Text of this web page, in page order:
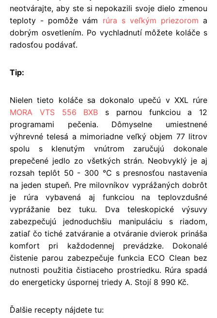
neotvárajte, aby ste si nepokazili svoje dielo zmenou
teploty - pomôže vám rúra s veľkým priezorom a
dobrým osvetlením. Po vychladnutí môžete koláče s
radosťou podávať.
Tip:
Nielen tieto koláče sa dokonalo upečú v XXL rúre
MORA VTS 556 BXB s parnou funkciou a 12
programami pečenia. Dômyselne umiestnené
výhrevné telesá a mimoriadne veľký objem 77 litrov
spolu s klenutým vnútrom zaručujú dokonale
prepečené jedlo zo všetkých strán. Neobvyklý je aj
rozsah teplôt 50 - 300 °C s presnosťou nastavenia
na jeden stupeň. Pre milovníkov vyprážaných dobrôt
je rúra vybavená aj funkciou na teplovzdušné
vyprážanie bez tuku. Dva teleskopické výsuvy
zabezpečujú jednoduchšiu manipuláciu s riadom,
zatiaľ čo tiché zatváranie a otváranie dvierok prináša
komfort pri každodennej prevádzke. Dokonalé
čistenie parou zabezpečuje funkcia ECO Clean bez
nutnosti použitia čistiaceho prostriedku. Rúra spadá
do energeticky úspornej triedy A. Stojí 8 990 Kč.
Ďalšie recepty nájdete tu: